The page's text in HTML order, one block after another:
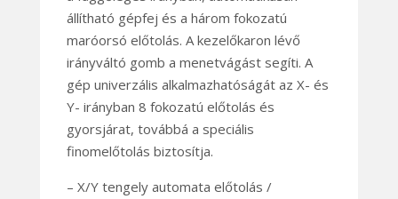
állítható gépfej és a három fokozatú
maróorsó előtolás. A kezelőkaron lévő
irányváltó gomb a menetvágást segíti. A
gép univerzális alkalmazhatóságát az X- és
Y- irányban 8 fokozatú előtolás és
gyorsjárat, továbbá a speciális
finomelőtolás biztosítja.
– X/Y tengely automata előtolás /